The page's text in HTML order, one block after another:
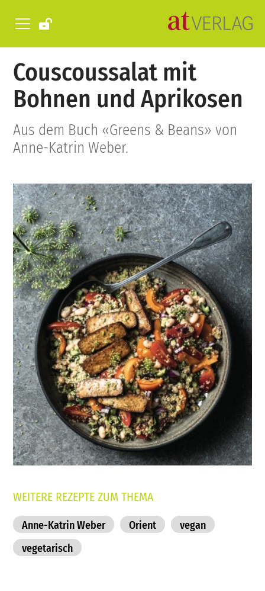
Couscoussalat mit
Bohnen und Aprikosen
Aus dem Buch «Greens & Beans» von
Anne-Katrin Weber.
WEITERE REZEPTE ZUM THEMA
Anne-Katrin Weber Orient
vegan
vegetarisch